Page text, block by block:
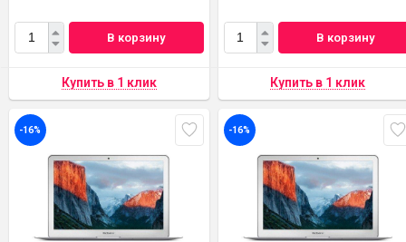
В корзину В корзину
-16% -16%